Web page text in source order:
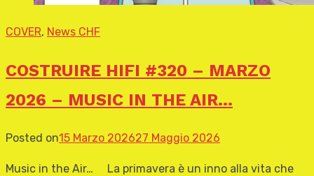
COVER, News CHF
COSTRUIRE HIFI #320 – MARZO
2026 – MUSIC IN THE AIR…
Posted on15 Marzo 202627 Maggio 2026
Music in the Air… La primavera è un inno alla vita che